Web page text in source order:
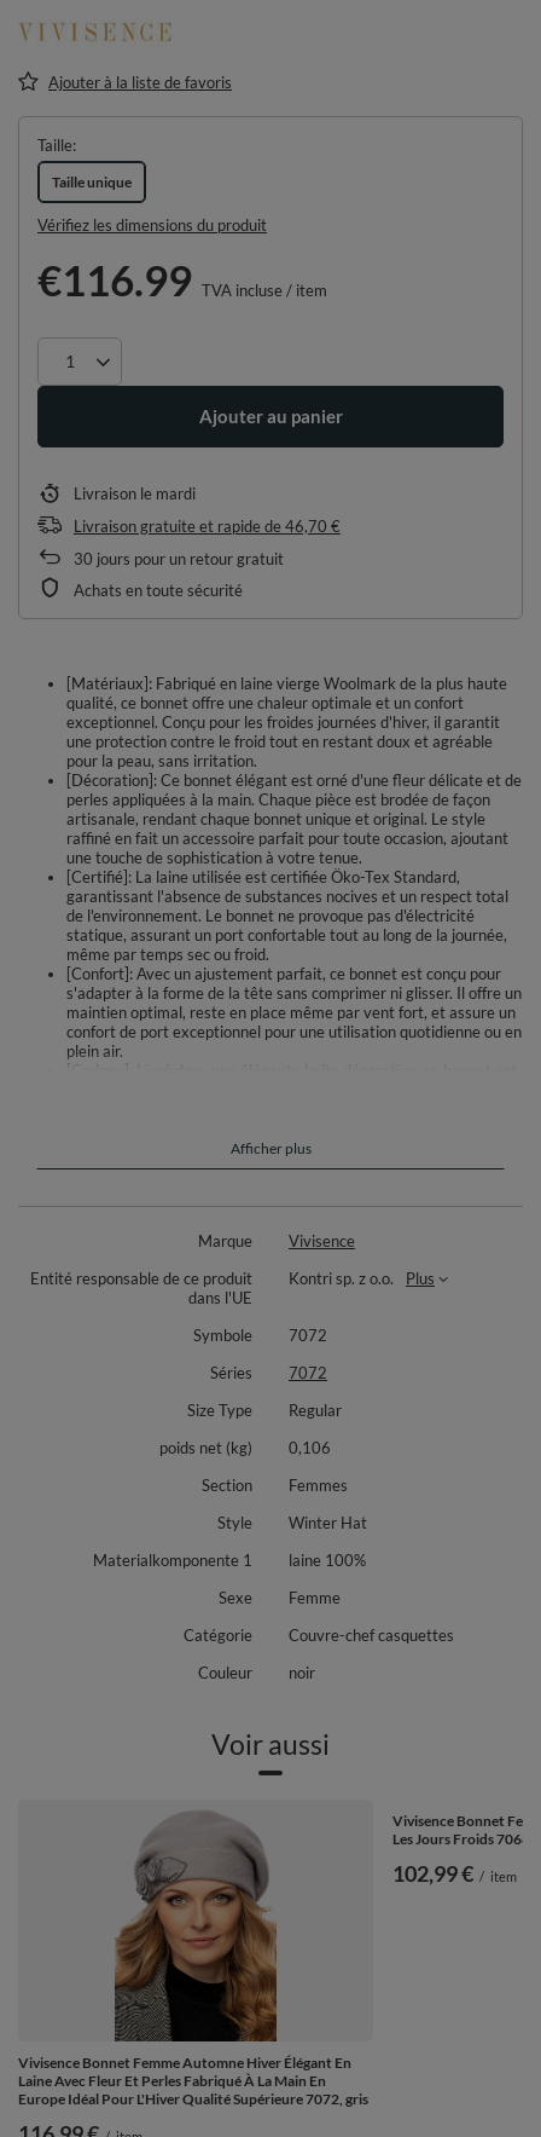
Ajouter à la liste de favoris
Taille
Taille unique
Vérifiez les dimensions du produit
€116.99 TVA incluse/ item
Ajouter au panier
Livraison le mardi
Livraison gratuite et rapidede46,70 €
30 jours pour un retour gratuit
Achats en toute sécurité
[Matériaux]: Fabriqué en laine vierge Woolmark de la plus haute
qualité, ce bonnet offre une chaleur optimale et un confort
exceptionnel. Conçu pour les froides journées d'hiver, il garantit
une protection contre le froid tout en restant doux et agréable
pour la peau, sans irritation.
[Décoration]: Ce bonnet élégant est orné d'une fleur délicate et de
perles appliquées à la main. Chaque pièce est brodée de façon
artisanale, rendant chaque bonnet unique et original. Le style
raffiné en fait un accessoire parfait pour toute occasion, ajoutant
une touche de sophistication à votre tenue.
[Certifié]: La laine utilisée est certifiée Öko-Tex Standard,
garantissant l'absence de substances nocives et un respect total
de l'environnement. Le bonnet ne provoque pas d'électricité
statique, assurant un port confortable tout au long de la journée,
même par temps sec ou froid.
[Confort]: Avec un ajustement parfait, ce bonnet est conçu pour
s'adapter à la forme de la tête sans comprimer ni glisser. Il offre un
maintien optimal, reste en place même par vent fort, et assure un
confort de port exceptionnel pour une utilisation quotidienne ou en
plein air.
[Cadeau]: Livré dans une élégante boîte décorative, ce bonnet est
et sa présentation soignée.
le modèle ne provoque pas les cheveux electrique
fabriqué en UE
qualité Woolmark® (elle possède la certification Oeko-Tex standard).
Le bonnet est orné d'une application florale avec des perles - les
Ce bonnet sera une proposition idéale pour le cadeau.
Chaque produit de la collection Vivisence Handmade est envoyé dans
Afficher plus
Marque
Vivisence
Entité responsable de ce produit
dans l'UE
Kontri sp. z o.o. Plus
Symbole
7072
Séries
7072
Size Type
Regular
poids net (kg)
0,106
Section
Femmes
Style
Winter Hat
Materialkomponente 1
laine 100%
Sexe
Femme
Catégorie
Couvre-chef casquettes
Couleur
noir
Voir aussi
Vivisence Bonnet Femme Automne Hiver Élégant En
Laine Avec Fleur Et Perles Fabriqué À La Main En
Europe Idéal Pour L'Hiver Qualité Supérieure 7072, gris
Vivisence Bonnet
Les Jours Froids 7068,
102,99 € / item